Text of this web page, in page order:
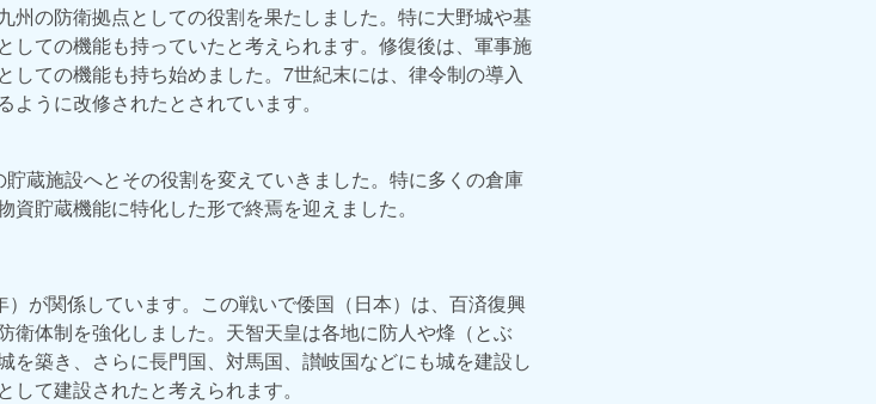
州の防衛拠点としての役割を果たしました。特に大野城や基
しての機能も持っていたと考えられます。修復後は、軍事施
しての機能も持ち始めました。7世紀末には、律令制の導入
うに改修されたとされています。
蔵施設へとその役割を変えていきました。特に多くの倉庫
貯蔵機能に特化した形で終焉を迎えました。
が関係しています。この戦いで倭国（日本）は、百済復興
衛体制を強化しました。天智天皇は各地に防人や烽（とぶ
を築き、さらに長門国、対馬国、讃岐国などにも城を建設し
て建設されたと考えられます。